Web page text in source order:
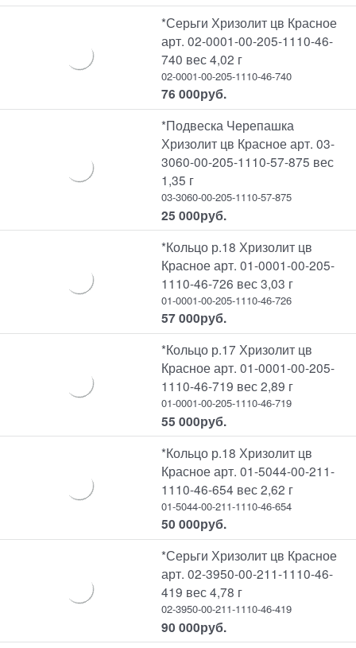
*Серьги Хризолит цв Красное
арт. 02-0001-00-205-1110-46-
740 вес 4,02 г
02-0001-00-205-1110-46-740
76 000руб.
*Подвеска Черепашка
Хризолит цв Красное арт. 03-
3060-00-205-1110-57-875 вес
1,35 г
03-3060-00-205-1110-57-875
25 000руб.
*Кольцо р.18 Хризолит цв
Красное арт. 01-0001-00-205-
1110-46-726 вес 3,03 г
01-0001-00-205-1110-46-726
57 000руб.
*Кольцо р.17 Хризолит цв
Красное арт. 01-0001-00-205-
1110-46-719 вес 2,89 г
01-0001-00-205-1110-46-719
55 000руб.
*Кольцо р.18 Хризолит цв
Красное арт. 01-5044-00-211-
1110-46-654 вес 2,62 г
01-5044-00-211-1110-46-654
50 000руб.
*Серьги Хризолит цв Красное
арт. 02-3950-00-211-1110-46-
419 вес 4,78 г
02-3950-00-211-1110-46-419
90 000руб.